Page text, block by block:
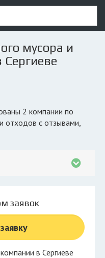
мусора и
отходов с отзывами,
заявок
в Сергиеве